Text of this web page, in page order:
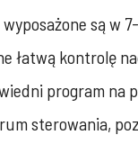
są w
łatwą kontrolę
program
sterowania,